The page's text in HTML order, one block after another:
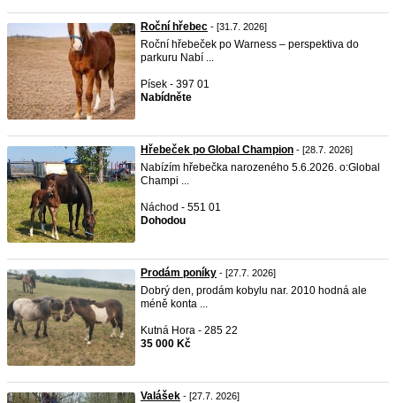
Roční hřebec - [31.7. 2026]
Roční hřebeček po Warness – perspektiva do
parkuru Nabí ...
Písek - 397 01
Nabídněte
Hřebeček po Global Champion - [28.7. 2026]
Nabízím hřebečka narozeného 5.6.2026. o:Global
Champi ...
Náchod - 551 01
Dohodou
Prodám poníky - [27.7. 2026]
Dobrý den, prodám kobylu nar. 2010 hodná ale
méně konta ...
Kutná Hora - 285 22
35 000 Kč
Valášek - [27.7. 2026]